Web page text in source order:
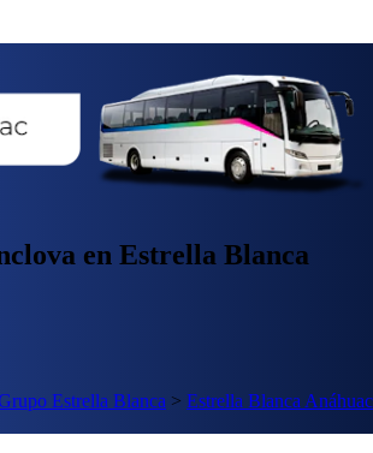
en Estrella Blanca
Estrella Blanca > Estrella Blanca Anáhuac